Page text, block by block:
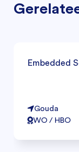
Embedded
Gouda
WO / HBO